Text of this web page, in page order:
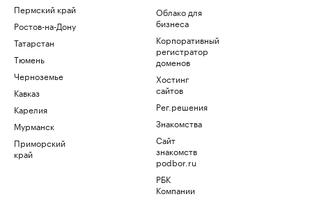
Пермский край
Ростов-на-Дону
Татарстан
Тюмень
Черноземье
Кавказ
Карелия
Мурманск
Приморский
край
Облако для
бизнеса
Корпоративный
регистратор
доменов
Хостинг
сайтов
Рег.решения
Знакомства
Сайт
знакомств
podbor.ru
РБК
Компании